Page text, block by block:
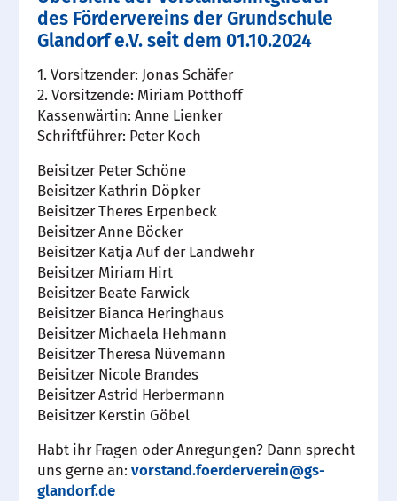
des Fördervereins der Grundschule
Glandorf e.V. seit dem 01.10.2024
1. Vorsitzender: Jonas Schäfer
2. Vorsitzende: Miriam Potthoff
Kassenwärtin: Anne Lienker
Schriftführer: Peter Koch
Beisitzer Peter Schöne
Beisitzer Kathrin Döpker
Beisitzer Theres Erpenbeck
Beisitzer Anne Böcker
Beisitzer Katja Auf der Landwehr
Beisitzer Miriam Hirt
Beisitzer Beate Farwick
Beisitzer Bianca Heringhaus
Beisitzer Michaela Hehmann
Beisitzer Theresa Nüvemann
Beisitzer Nicole Brandes
Beisitzer Astrid Herbermann
Beisitzer Kerstin Göbel
Habt ihr Fragen oder Anregungen? Dann sprecht
uns gerne an:vorstand.foerderverein@gs-
glandorf.de